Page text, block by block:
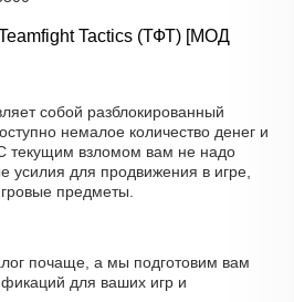
Tactics (ТФТ) [МОД
собой разблокированный
немалое количество денег и
текущим взломом вам не надо
усилия для продвижения в игре,
предметы.
почаще, а мы подготовим вам
для ваших игр и